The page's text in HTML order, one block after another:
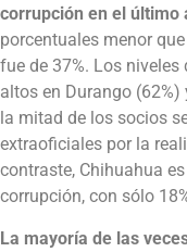
corrupción en el último
porcentuales menor
fue de 37%. Los
altos en Durango (62%)
la mitad de los socios
extraoficiales por la
contraste, Chihuahua
corrupción, con sólo
La mayoría de las